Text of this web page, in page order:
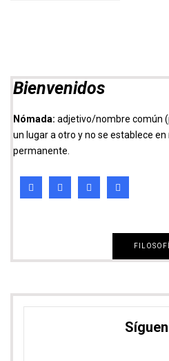
Bienvenidos
Nómada: adjetivo/nombre común
un lugar a otro y no se establece
permanente.